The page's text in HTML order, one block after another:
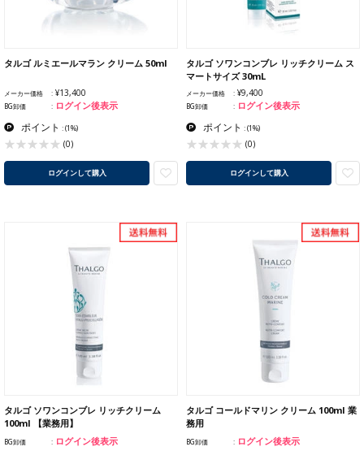
タルゴ ルミエールマラン クリーム 50ml
メーカー価格 ¥13,400
BG卸価 ログイン後表示
ポイント :(1%)
(0)
ログインして購入
タルゴ ソワンコンブレ リッチクリーム ス
マートサイズ 30mL
メーカー価格 ¥9,400
BG卸価 ログイン後表示
ポイント :(1%)
(0)
ログインして購入
タルゴ ソワンコンブレ リッチクリーム
100ml 【業務用】
BG卸価 ログイン後表示
タルゴ コールドマリン クリーム 100ml 業
務用
BG卸価 ログイン後表示